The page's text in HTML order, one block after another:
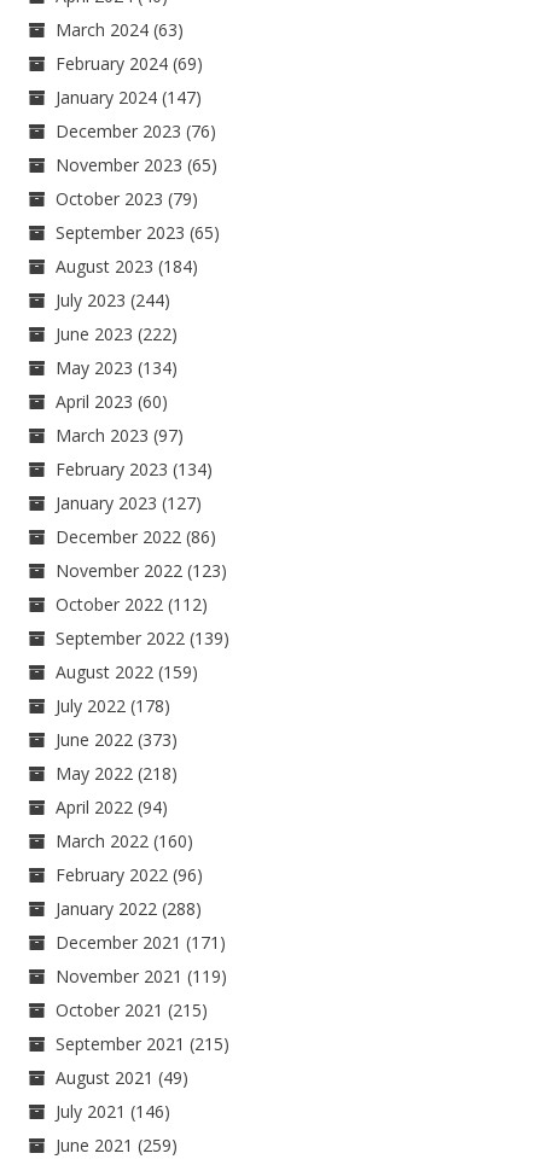
March 2024 (63)
February 2024 (69)
January 2024 (147)
December 2023 (76)
November 2023 (65)
October 2023 (79)
September 2023 (65)
August 2023 (184)
July 2023 (244)
June 2023 (222)
May 2023 (134)
April 2023 (60)
March 2023 (97)
February 2023 (134)
January 2023 (127)
December 2022 (86)
November 2022 (123)
October 2022 (112)
September 2022 (139)
August 2022 (159)
July 2022 (178)
June 2022 (373)
May 2022 (218)
April 2022 (94)
March 2022 (160)
February 2022 (96)
January 2022 (288)
December 2021 (171)
November 2021 (119)
October 2021 (215)
September 2021 (215)
August 2021 (49)
July 2021 (146)
June 2021 (259)